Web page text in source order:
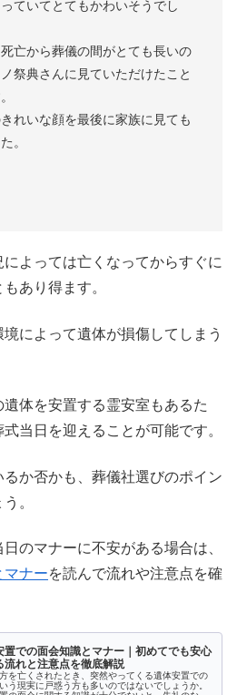
ていてとてもかわいそうでし
亡から葬儀の間がとても長いの
祭典さんに見ていただけたこと
れいな顔を最後に家族に見ても
。
よっては亡くなってからすぐに
あり得ます。
によって遺体が損傷してしまう
体を安置する霊安室もあるた
当日を迎えることが可能です。
か否かも、葬儀社選びのポイン
。
のマナーに不安がある場合は、
マナーを読んで流れや注意点を確
置での面会知識とマナー｜初めてでも安心
流れと注意点を徹底解説
を亡くされたとき、突然やってくる遺体安置での
う現実に戸惑う方も多いのではないでしょうか。